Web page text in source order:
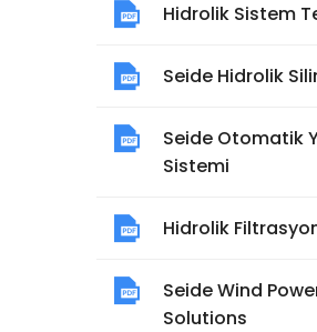
Hidrolik Sistem
Seide Hidrolik
Seide Otomatik
Sistemi
Hidrolik
Seide Wind
Solutions